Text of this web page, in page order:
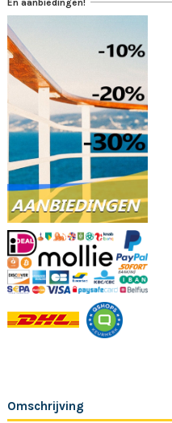
Omschrijving